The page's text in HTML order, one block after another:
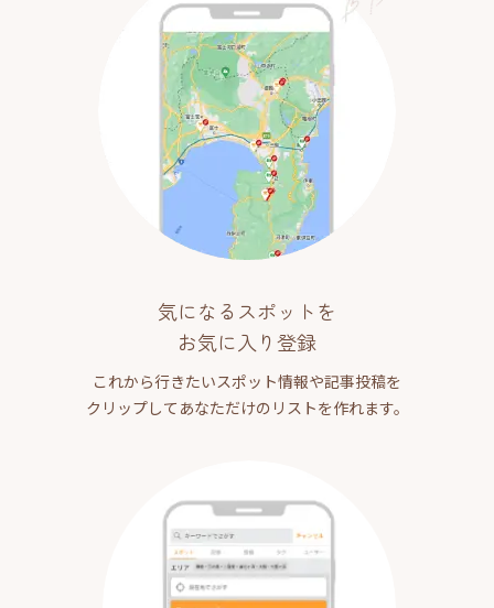
気になるスポットを
お気に入り登録
これから行きたいスポット情報や記事投稿を
クリップしてあなただけのリストを作れます。